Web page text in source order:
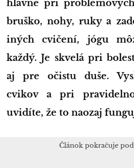
hlavne pri
bruško, nohy, ruky a
iných cvičení, jógu
každý. Je skvelá pri
aj pre očistu duše.
cvikov a pri
uvidíte, že to naozaj
Článok pokračuje